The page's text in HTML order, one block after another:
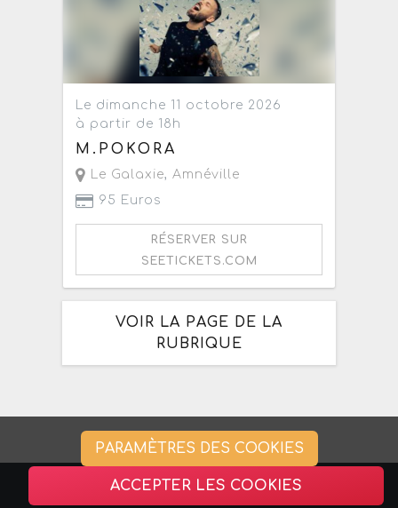
Le dimanche 11 octobre 2026
à partir de 18h
M.POKORA
Le Galaxie, Amnéville
95 Euros
RÉSERVER SUR
SEETICKETS.COM
VOIR LA PAGE DE LA
RUBRIQUE
PARAMÈTRES DES COOKIES
ACCEPTER LES COOKIES